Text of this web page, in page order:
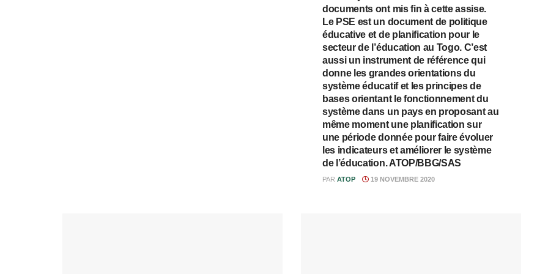
documents ont mis fin à cette assise.
Le PSE est un document de politique
éducative et de planification pour le
secteur de l’éducation au Togo. C’est
aussi un instrument de référence qui
donne les grandes orientations du
système éducatif et les principes de
bases orientant le fonctionnement du
système dans un pays en proposant au
même moment une planification sur
une période donnée pour faire évoluer
les indicateurs et améliorer le système
de l’éducation. ATOP/BBG/SAS
PAR ATOP 19 NOVEMBRE 2020